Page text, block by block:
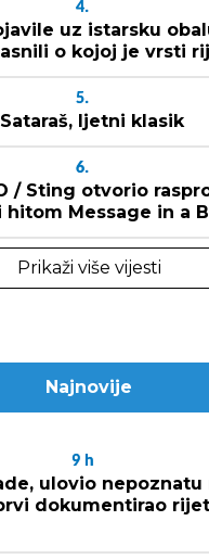
4.
uz istarsku
o kojoj je vrsti
5.
ljetni klasik
6.
/ Sting otvorio
hitom Message in a
Prikaži više vijesti
Najnovije
9 h
ulovio nepoznatu
dokumentirao